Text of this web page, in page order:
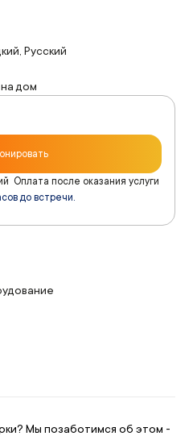
Русский
дом
Оплата после оказания услуги
до встречи.
Мы позаботимся об этом -